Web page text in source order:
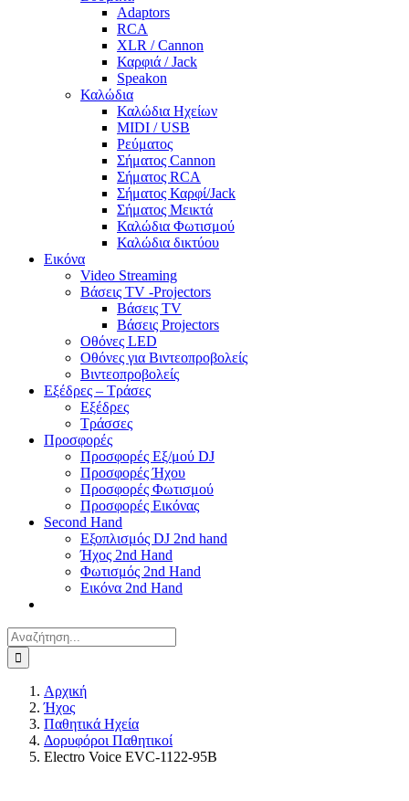
Adaptors
RCA
XLR / Cannon
Καρφιά / Jack
Speakon
Καλώδια
Καλώδια Ηχείων
MIDI / USB
Ρεύματος
Σήματος Cannon
Σήματος RCA
Σήματος Καρφί/Jack
Σήματος Μεικτά
Καλώδια Φωτισμού
Καλώδια δικτύου
Εικόνα
Video Streaming
Βάσεις TV -Projectors
Βάσεις TV
Βάσεις Projectors
Οθόνες LED
Οθόνες για Βιντεοπροβολείς
Βιντεοπροβολείς
Εξέδρες – Τράσες
Εξέδρες
Τράσσες
Προσφορές
Προσφορές Εξ/μού DJ
Προσφορές Ήχου
Προσφορές Φωτισμού
Προσφορές Εικόνας
Second Hand
Εξοπλισμός DJ 2nd hand
Ήχος 2nd Hand
Φωτισμός 2nd Hand
Εικόνα 2nd Hand
Αναζήτηση
για:
Αρχική
Ήχος
Παθητικά Ηχεία
Δορυφόροι Παθητικοί
Electro Voice EVC-1122-95B